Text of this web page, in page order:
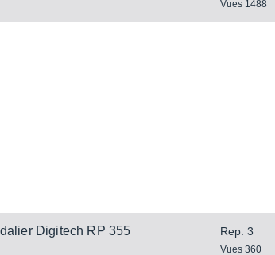
Vues 1488
Digitech RP 355
Rep. 3
Vues 360